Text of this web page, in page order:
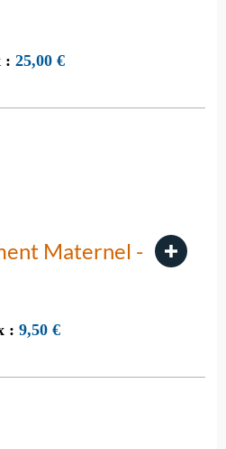
: 25,00 €
Maternel -
: 9,50 €